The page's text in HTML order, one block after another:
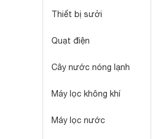
Thiết bị sưởi
Quạt điện
Cây nước nóng lạnh
Máy lọc không khí
Máy lọc nước